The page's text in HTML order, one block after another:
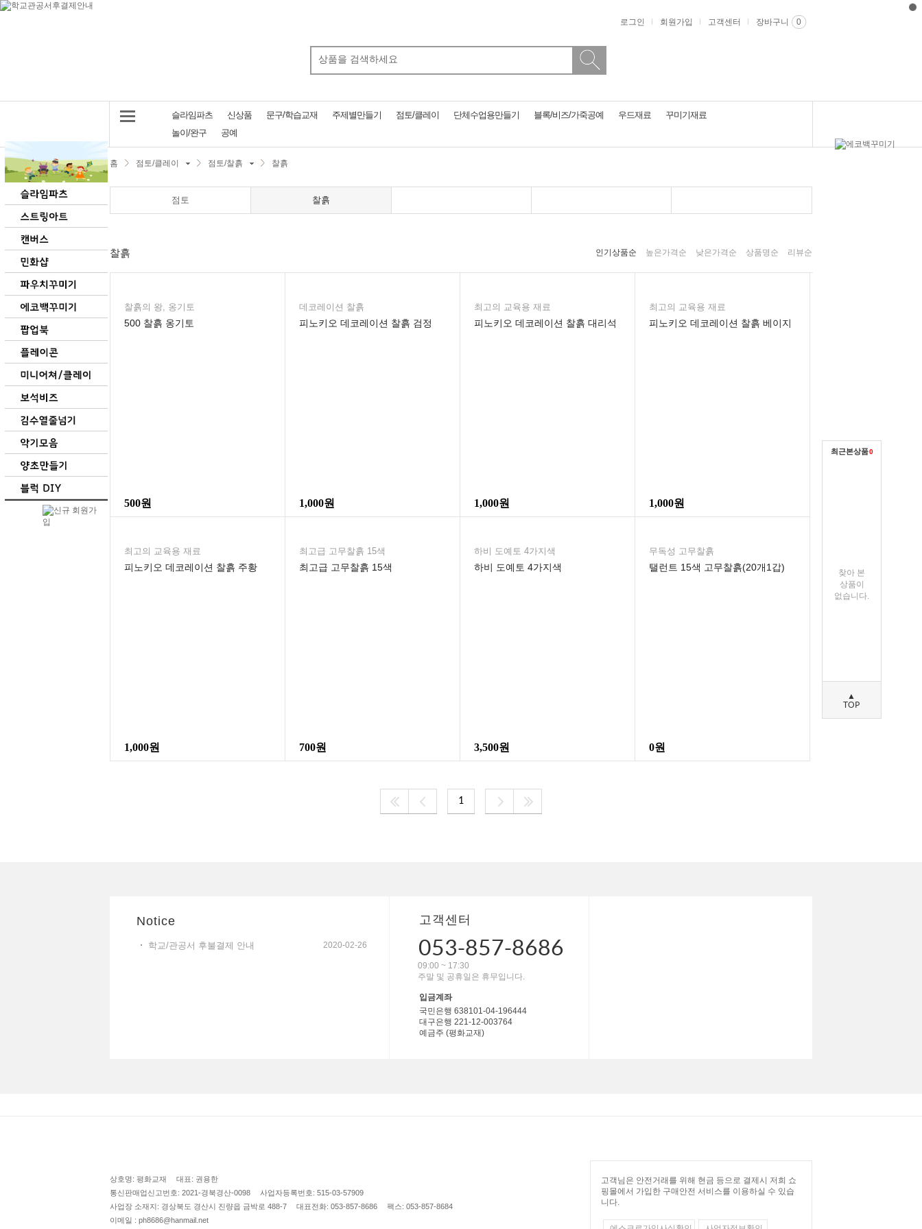
로그인 회원가입 고객센터 장바구니 0
슬라임파츠 신상품 문구/학습교재 주제별만들기 점토/클레이 단체수업용만들기 블록/비즈/가죽공예 우드재료
꾸미기재료
놀이/완구
공예
최근본상품0
찾아 본
상품이
없습니다.
▲
TOP
홈 점토/클레이 점토/찰흙 찰흙
점토 찰흙
찰흙 인기상품순 높은가격순 낮은가격순 상품명순 리뷰순
찰흙의 왕, 옹기토
500 찰흙 옹기토
500원
데코레이션 찰흙
피노키오 데코레이션 찰흙 검정
1,000원
최고의 교육용 재료
피노키오 데코레이션 찰흙 대리석
1,000원
최고의 교육용 재료
피노키오 데코레이션 찰흙 베이지
1,000원
최고의 교육용 재료
피노키오 데코레이션 찰흙 주황
1,000원
최고급 고무찰흙 15색
최고급 고무찰흙 15색
700원
하비 도예토 4가지색
하비 도예토 4가지색
3,500원
무독성 고무찰흙
탤런트 15색 고무찰흙(20개1갑)
0원
1
Notice
학교/관공서 후불결제 안내 2020-02-26
고객센터
053-857-8686
09:00 ~ 17:30
주말 및 공휴일은 휴무입니다.
입금계좌
국민은행 638101-04-196444
대구은행 221-12-003764
예금주 (평화교재)
상호명: 평화교재
대표: 권용한
통신판매업신고번호: 2021-경북경산-0098
사업자등록번호: 515-03-57909
사업장 소재지: 경상북도 경산시 진량읍 금박로 488-7
대표전화: 053-857-8686
팩스: 053-857-8684
이메일 : ph8686@hanmail.net
고객님은 안전거래를 위해 현금 등으로 결제시 저희 쇼
핑몰에서 가입한 구매안전 서비스를 이용하실 수 있습
니다.